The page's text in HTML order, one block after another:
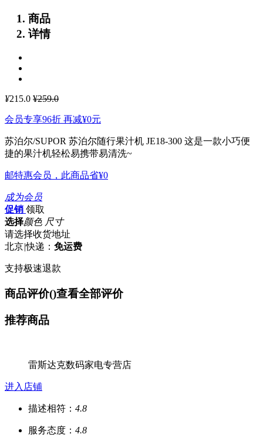
商品
详情
¥215.0 ¥259.0
会员专享96折 再减¥0元
苏泊尔/SUPOR 苏泊尔随行果汁机 JE18-300 这是一款小巧便
捷的果汁机轻松易携带易清洗~
邮特惠会员，此商品省¥0
成为会员
促销 领取
选择颜色 尺寸
请选择收货地址
北京|快递： 免运费
支持极速退款
商品评价()查看全部评价
推荐商品
雷斯达克数码家电专营店
进入店铺
描述相符： 4.8
服务态度： 4.8